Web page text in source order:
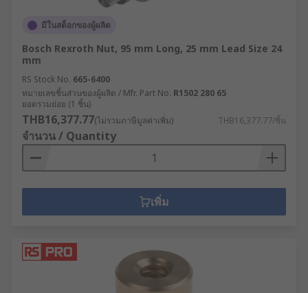
มีในสต็อกของผู้ผลิต
Bosch Rexroth Nut, 95 mm Long, 25 mm Lead Size 24
mm
RS Stock No. 665-6400
หมายเลขชิ้นส่วนของผู้ผลิต / Mfr. Part No. R1502 280 65
ยอดรวมย่อย (1 ชิ้น)
THB16,377.77(ไม่รวมภาษีมูลค่าเพิ่ม) THB16,377.77/ชิ้น
จำนวน / Quantity
เพิ่ม